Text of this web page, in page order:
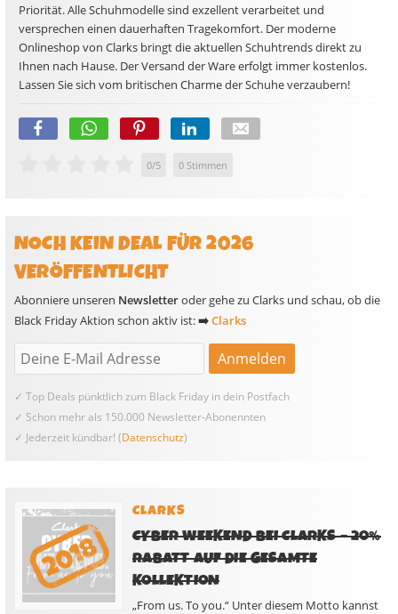
Priorität. Alle Schuhmodelle sind exzellent verarbeitet und
versprechen einen dauerhaften Tragekomfort. Der moderne
Onlineshop von Clarks bringt die aktuellen Schuhtrends direkt zu
Ihnen nach Hause. Der Versand der Ware erfolgt immer kostenlos.
Lassen Sie sich vom britischen Charme der Schuhe verzaubern!
0/5 0 Stimmen
NOCH KEIN DEAL FÜR 2026
VERÖFFENTLICHT
Abonniere unseren Newsletteroder gehe zu Clarks und schau, ob die
Black Friday Aktion schon aktiv ist:➡️Clarks
✓ Top Deals pünktlich zum Black Friday in dein Postfach
✓ Schon mehr als 150.000 Newsletter-Abonennten
✓ Jederzeit kündbar! (Datenschutz)
CLARKS
CYBER WEEKEND BEI CLARKS – 20%
RABATT AUF DIE GESAMTE
KOLLEKTION
„From us. To you.“ Unter diesem Motto kannst